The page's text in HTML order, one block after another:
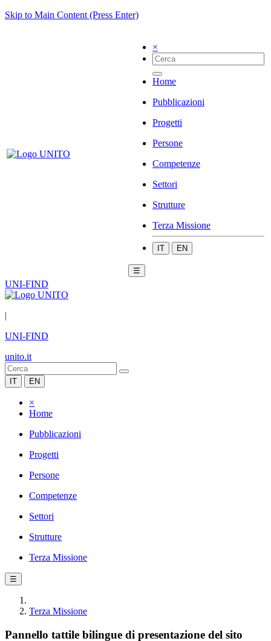
Skip to Main Content (Press Enter)
×
Home
Pubblicazioni
Progetti
Persone
Competenze
Settori
Strutture
Terza Missione
IT EN
☰
UNI-FIND
|
UNI-FIND
unito.it
IT EN
×
Home
Pubblicazioni
Progetti
Persone
Competenze
Settori
Strutture
Terza Missione
☰
Terza Missione
Pannello tattile bilingue di presentazione del sito